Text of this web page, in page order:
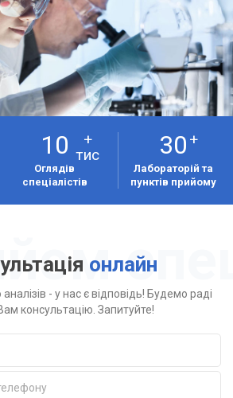
10
+
тис
Оглядів
спеціалістів
30 +
Лабораторій та
пунктів прийому
онлайн
- у нас є відповідь! Будемо раді
консультацію. Запитуйте!